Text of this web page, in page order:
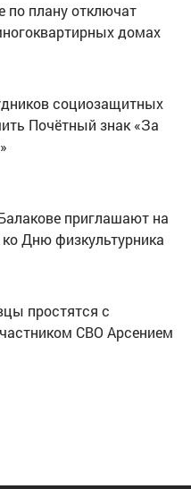
по плану отключат
домах
социозащитных
Почётный знак «За
приглашают на
Дню физкультурника
простятся с
СВО Арсением